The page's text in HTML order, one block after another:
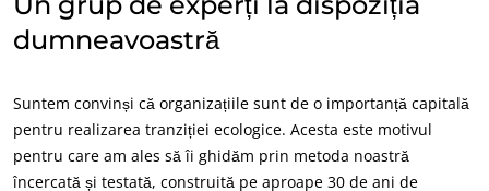
Cosmetice
Silvicultură
Produse de îngrijire casnică
Materiale durabile
dumneavoastră
Suntem convinși că organizațiile sunt de o importanță capitală
pentru realizarea tranziției ecologice. Acesta este motivul
pentru care am ales să îi ghidăm prin metoda noastră
încercată și testată, construită pe aproape 30 de ani de